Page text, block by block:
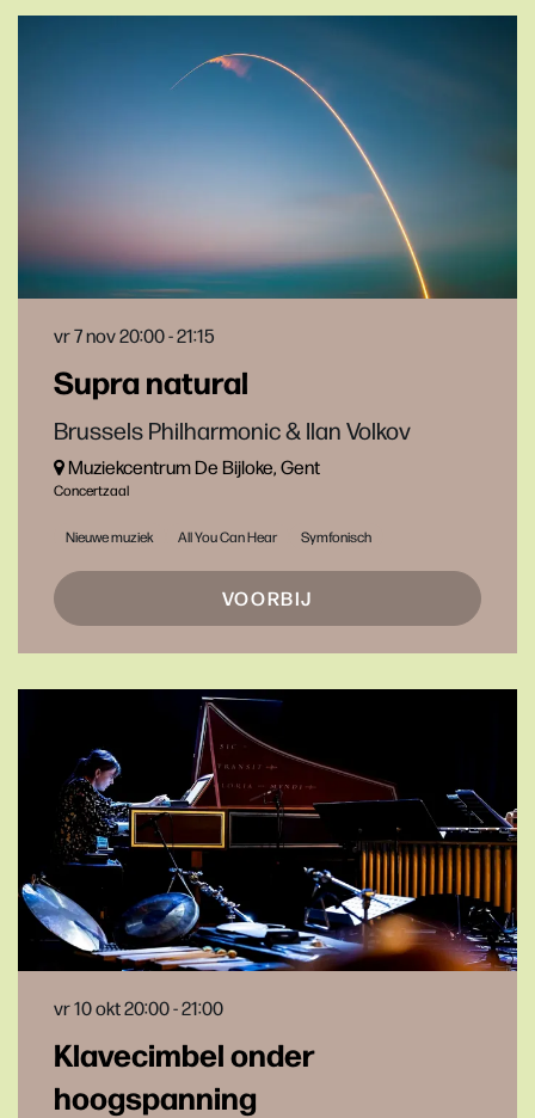
Supra natural
Brussels Philharmonic & Ilan Volkov
vr 7 nov20:00 - 21:15
Muziekcentrum De Bijloke, Gent
Concertzaal
Nieuwe muziek All You Can Hear Symfonisch
VOORBIJ
Klavecimbel onder
hoogspanning
vr 10 okt20:00 - 21:00